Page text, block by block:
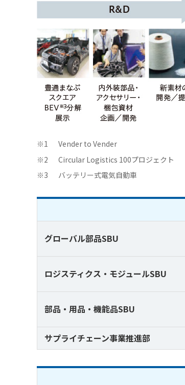
※1
Vender to Vender
※2
Circular Logistics 100プロジェクト
※3
バッテリー式電気自動車
グローバル部品SBU
ロジスティクス・モジュールSBU
部品・用品・機能品SBU
サプライチェーン事業推進部